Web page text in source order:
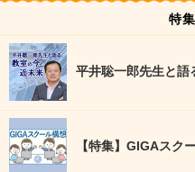
特
平井聡一郎先生と語
【特集】GIGAスク